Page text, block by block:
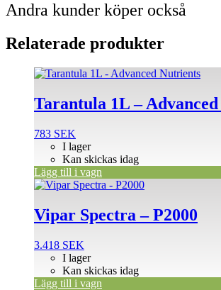
Andra kunder köper också
Relaterade produkter
Tarantula 1L –
783 SEK
I lager
Kan skickas idag
Lägg till i vagn
Vipar Spectra – P2000
3.418 SEK
I lager
Kan skickas idag
Lägg till i vagn